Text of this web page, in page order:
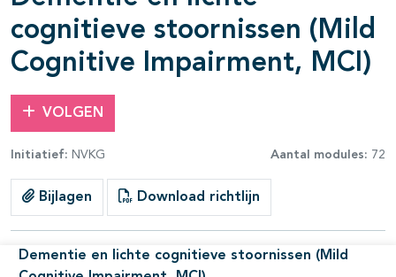
cognitieve stoornissen (Mild
Cognitive Impairment, MCI)
VOLGEN
Initiatief: NVKG Aantal modules: 72
Bijlagen Download richtlijn
Dementie en lichte cognitieve stoornissen (Mild
open- en dichtklappen